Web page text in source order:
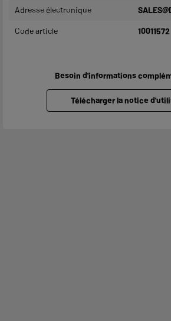
Adresse électronique
Code article 10011572
Besoin d'informations
Télécharger la notice